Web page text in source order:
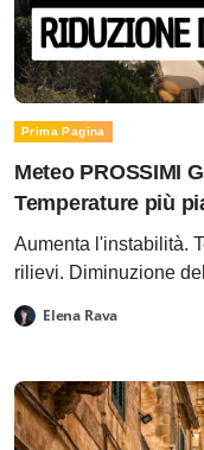
Prima Pagina
Meteo PROSSIMI
Temperature più
Aumenta l'instabilità.
rilievi. Diminuzione
Elena Rava